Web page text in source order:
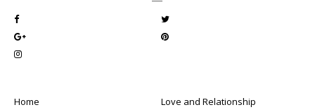
Home
Love and Relationship